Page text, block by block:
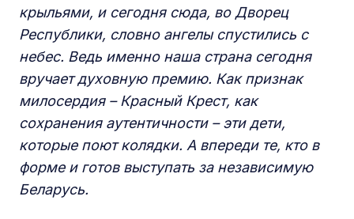
крыльями, и сегодня сюда, во Дворец
Республики, словно ангелы спустились с
небес. Ведь именно наша страна сегодня
вручает духовную премию. Как признак
милосердия –Красный Крест, как
сохранения аутентичности –эти дети,
которые поют колядки. А впереди те, кто в
форме и готов выступать за независимую
Беларусь.